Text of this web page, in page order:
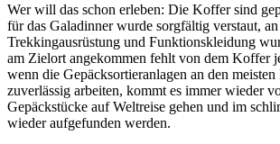
Wer will das schon erleben: Die Koffer sind
für das Galadinner wurde sorgfältig verstaut,
Trekkingausrüstung und Funktionskleidung
am Zielort angekommen fehlt von dem Koffer
wenn die Gepäcksortieranlagen an den
zuverlässig arbeiten, kommt es immer wieder
Gepäckstücke auf Weltreise gehen und im
wieder aufgefunden werden.